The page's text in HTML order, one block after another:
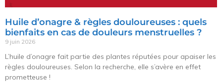
Huile d’onagre & règles douloureuses : quels
bienfaits en cas de douleurs menstruelles ?
9 juin 2026
L’huile d’onagre fait partie des plantes réputées pour apaiser les
règles douloureuses. Selon la recherche, elle s’avère en effet
prometteuse !